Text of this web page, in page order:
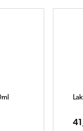
Laktistim x 30